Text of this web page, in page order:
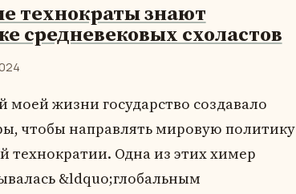
технократы знают
средневековых схоластов
моей жизни государство создавало
чтобы направлять мировую политику
технократии. Одна из этих химер
&ldquo;глобальным